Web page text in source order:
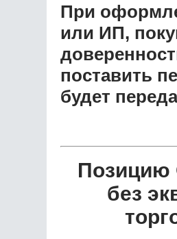
При
или ИП,
поставить
будет
Позицию
без